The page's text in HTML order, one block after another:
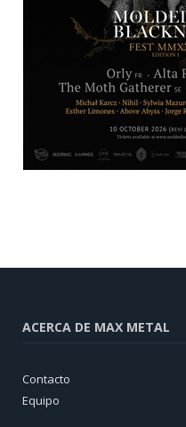
ACERCA DE MAX METAL
Contacto
Equipo